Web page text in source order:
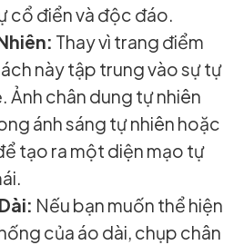
cổ điển và độc đáo.
Thay vì trang điểm
này tập trung vào sự tự
Ảnh chân dung tự nhiên
ánh sáng tự nhiên hoặc
tạo ra một diện mạo tự
Nếu bạn muốn thể hiện
của áo dài, chụp chân